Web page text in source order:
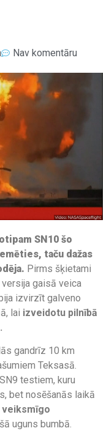
Nav komentāru
SN10 šo
taču dažas
Pirms šķietami
gaisā veica
izvirzīt galveno
lai izveidotu pilnībā
gandrīz 10 km
Teksasā.
testiem, kuru
bet nosēšanās laikā
veiksmīgo
uguns bumbā.